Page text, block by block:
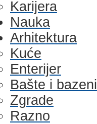
Karijera
Nauka
Arhitektura
Kuće
Enterijer
Bašte i bazeni
Zgrade
Razno